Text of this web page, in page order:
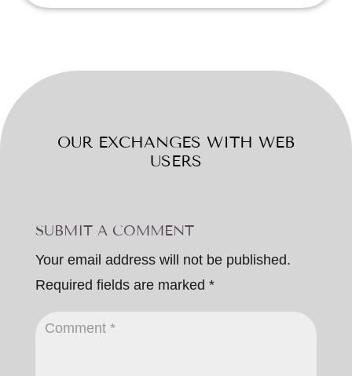
OUR EXCHANGES WITH WEB
USERS
SUBMIT A COMMENT
Your email address will not be published.
Required fields are marked *